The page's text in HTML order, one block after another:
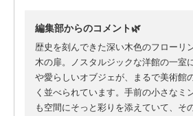
すごく新鮮楽しかったです。
主催者の3組の古道具屋さん、その他出展
来て下さった皆様ありがとうございまし
編集部からのコメント🌿
歴史を刻んできた深い木色のフローリ
木の扉。ノスタルジックな洋館の一室
や愛らしいオブジェが、まるで美術館
く並べられています。手前の小さなミ
も空間にそっと彩りを添えていて、そ